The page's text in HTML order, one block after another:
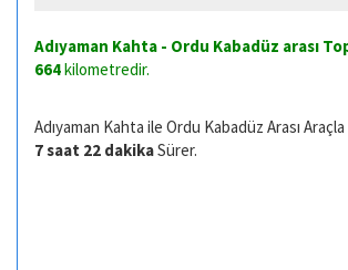
Adıyaman Kahta - Ordu Kabadüz arası
664kilometredir.
Adıyaman Kahta ile Ordu Kabadüz Arası
7 saat 22 dakikaSürer.